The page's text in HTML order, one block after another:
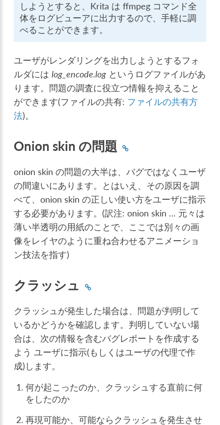
しようとすると、Krita は ffmpeg コマンド全
体をログビューアに出力するので、手軽に調
べることができます。
ユーザがレンダリングを出力しようとするフォ
ルダにはlog_encode.log というログファイルがあ
ります。問題の調査に役立つ情報を抑えること
ができます(ファイルの共有: ファイルの共有方
法)。
Onion skin の問題
onion skin の問題の大半は、バグではなくユーザ
の間違いにあります。とはいえ、その原因を調
べて、onion skin の正しい使い方をユーザに指示
する必要があります。(訳注: onion skin … 元々は
薄い半透明の用紙のことで、ここでは別々の画
像をレイヤのように重ね合わせるアニメーショ
ン技法を指す)
クラッシュ
クラッシュが発生した場合は、問題が判明して
いるかどうかを確認します。判明していない場
合は、次の情報を含むバグレポートを作成する
よう ユーザに指示(もしくはユーザの代理で作
成)します。
何が起こったのか、クラッシュする直前に何
をしたのか
再現可能か、可能ならクラッシュを発生させ